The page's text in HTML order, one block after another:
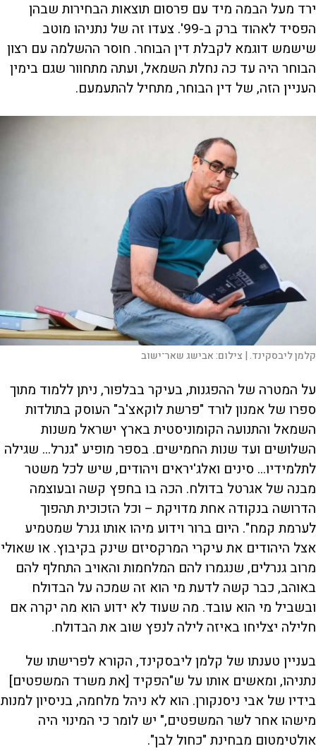
ירד מעל הבמה מיד עם פרסום תוצאות הבחירות שבהן
הפסיד לאהוד ברק ב-99'. צעדו זה של נתניהו מוטב
שישמש דוגמא לקבלת דין הבוחר. חוסר ההשלמה עם רצון
הבוחר היה עד כה נחלת השמאל, ועתה מתחוור שגם בימין
העניין הזה, של דין הבוחר, מתחיל להתעמעם.
קלמן ליבסקינד. | צילום:אבישג שאר־ישוב
על המטרה של ההפגנות, בעיקר בבלפור, ניתן ללמוד מתוך
ספרו של אמנון לורד "פרשת לוקאצ'ב" העוסק בתולדות
השמאל והתנועה הקומוניסטית בארץ ישראל משנות
השלושים ועד שנות החמישים. בספר מופיע "גנרל... שגילה
לתלמידיו... סינים ואלג'יראים ויהודים, שיש לכל משטר
מבנה של אגרטל בדולח. הכה בו בחפץ קשה ובעוצמה
הדרושה בנקודה אחת מדויקת – וכל הזכוכית תהפוך
לערמת קמח". היום ברור וידוע מיהו אותו גנרל שמטמיע
אצל היהודים את עיקרי המרקסיזם שינק בקיבוץ. או שאולי
מרוב גנרלים, שנגמרו להם המלחמות והאויב התחלף להם
באוהב, כבר קשה לדעת מי הוא זה שמכה על הבדולח
ובשביל מי הוא עובד. מה שעוד לא ידוע הוא מה יקרה אם
חלילה יצליחו באיזה לילה לנפץ שוב את הבדולח.
בעניין טענתו של קלמן ליבסקינד, הקורא לפרישתו של
נתניהו, ומאשים אותו על ש"הפקיד [את משרד המשפטים]
בידיו של אבי ניסנקורן. הוא לא ניהל מלחמה, בניסיון למנות
מישהו אחר לשר המשפטים," יש לומר כי המינוי היה
אולטימטום מבחינת "כחול לבן".